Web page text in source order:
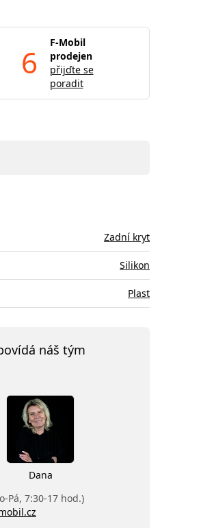
6
F-Mobil
prodejen
přijďte se
poradit
Zadní kryt
Silikon
Plast
náš tým
Dana
Pá, 7:30-17 hod.)